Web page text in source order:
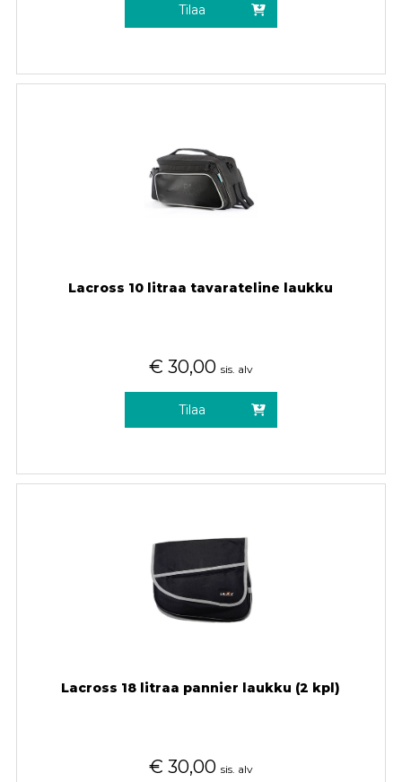
Tilaa
Lacross 10 litraa tavarateline laukku
€ 30,00 sis. alv
Tilaa
Lacross 18 litraa pannier laukku (2 kpl)
€ 30,00 sis. alv